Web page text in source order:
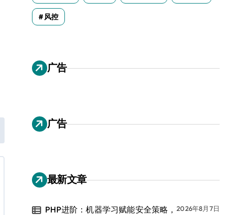
风控
广告
广告
最新文章
PHP进阶：机器学习赋能安全策略， 2026年8月7日